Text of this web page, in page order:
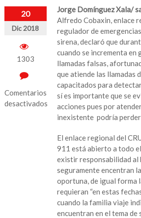
20
Dic 2018
1303
Comentarios
desactivados
Jorge Domínguez Xala/
Alfredo Cobaxin, enlace
regulador de
sirena, declaró que
cuando se incrementa en
llamadas falsas,
que atiende las llamadas
capacitados para
sí es importante que se
acciones pues por
inexistente podría
El enlace regional del
911 está abierto a todo
existir responsabilidad al
seguramente encentran
oportuna, de igual forma
requieran “en estas
cuando la familia viaje
encuentran en el tema de